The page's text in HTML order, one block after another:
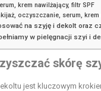
krem nawilżający, filtr SPF
oczyszczanie, serum, krem
na szyję i dekolt oraz
w pielęgnacji szyi i
skórę
jest kluczowym